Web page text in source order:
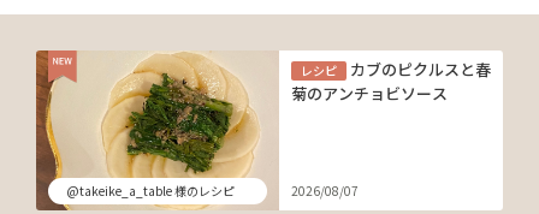
@takeike_a_table 様のレシピ
レシピ
カブのピクルスと春
菊のアンチョビソース
2026/08/07